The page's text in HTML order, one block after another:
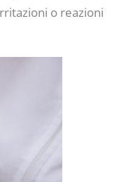
o reazioni